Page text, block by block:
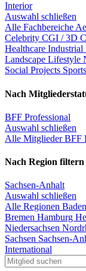
Interior
Auswahl schließen
Alle Fachbereiche
Celebrity CGI / 3D
Healthcare Industrial
Landscape Lifestyle
Social Projects Sports
Nach
BFF Professional
Auswahl schließen
Alle MitgliederBFF
Nach Region filtern
Sachsen-Anhalt
Auswahl schließen
Alle Regionen
Bremen Hamburg
Niedersachsen
Sachsen Sachsen-
International